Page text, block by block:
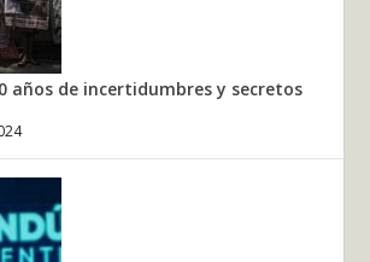
años de incertidumbres y secretos